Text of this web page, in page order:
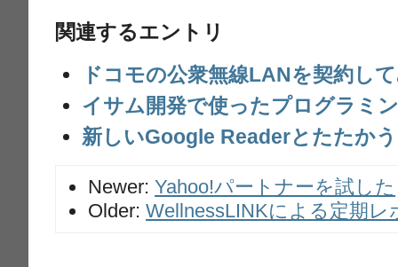
関連するエントリ
ドコモの公衆無線LANを契約し
イサム開発で使ったプログラミ
新しいGoogle Readerとたたかう
Newer:Yahoo!パートナーを試した
Older:WellnessLINKによる定期レ